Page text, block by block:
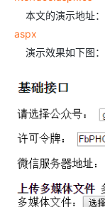
本文的演示地址：
aspx
演示效果如下图：